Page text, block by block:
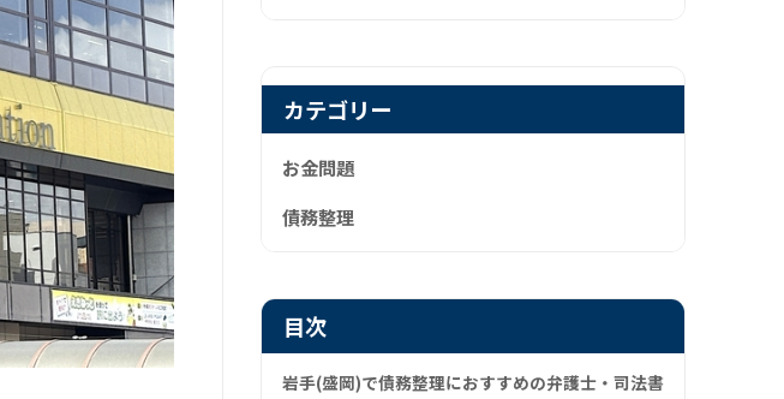
カテゴリー
お金問題
債務整理
目次
岩手(盛岡)で債務整理におすすめの弁護士・司法書